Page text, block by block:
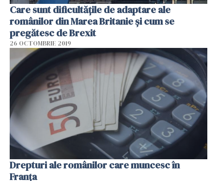
Care sunt dificultățile de adaptare ale
românilor din Marea Britanie și cum se
pregătesc de Brexit
26 OCTOMBRIE 2019
Drepturi ale românilor care muncesc în
Franța